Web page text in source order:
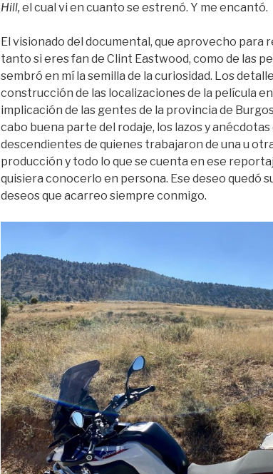
Hill, el cual vi en cuanto se estrenó. Y me encantó.
El visionado del documental, que aprovecho para
tanto si eres fan de Clint Eastwood, como de las
sembró en mí la semilla de la curiosidad. Los
construcción de las localizaciones de la película en
implicación de las gentes de la provincia de
cabo buena parte del rodaje, los lazos y
descendientes de quienes trabajaron de una u
producción y todo lo que se cuenta en ese
quisiera conocerlo en persona. Ese deseo quedó
deseos que acarreo siempre conmigo.